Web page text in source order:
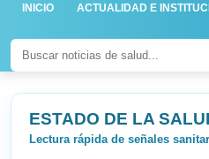
INICIO ACTUALIDAD E
ESTADO DE LA
Lectura rápida de señales